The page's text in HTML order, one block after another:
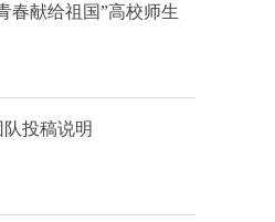
春献给祖国”高校师生
队投稿说明